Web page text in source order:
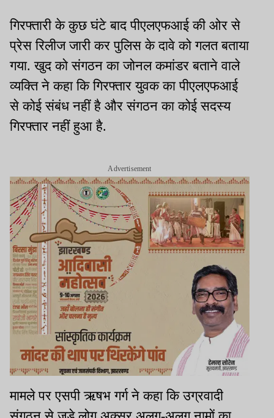
गिरफ्तारी के कुछ घंटे बाद पीएलएफआई की ओर से
प्रेस रिलीज जारी कर पुलिस के दावे को गलत बताया
गया. खुद को संगठन का जोनल कमांडर बताने वाले
व्यक्ति ने कहा कि गिरफ्तार युवक का पीएलएफआई
से कोई संबंध नहीं है और संगठन का कोई सदस्य
गिरफ्तार नहीं हुआ है.
Advertisement
मामले पर एसपी ऋषभ गर्ग ने कहा कि उग्रवादी